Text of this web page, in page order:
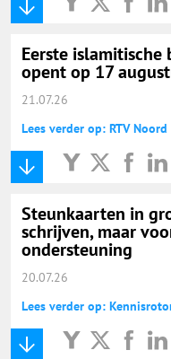
Eerste islamitische
opent op 17
21.07.26
Lees verder op: RTV Noord
Steunkaarten in
schrijven, maar
ondersteuning
20.07.26
Lees verder op: